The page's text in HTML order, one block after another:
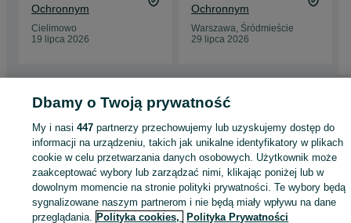
Ochronnym
Cielimowo
19 lipca 2026
Ochronnym
Warszawa, Śródmieście
29 lipca 2026
Strona główna Antyki i Kolekcje Rękodzieło
Produkty rękodzielnicze
Iława
KATEGORIA
ID:1044993700 Wyświetlenia:
Dbamy o Twoją prywatność
My i nasi447 partnerzy przechowujemy lub uzyskujemy dostęp do
informacji na urządzeniu, takich jak unikalne identyfikatory w plikach
cookie w celu przetwarzania danych osobowych. Użytkownik może
zaakceptować wybory lub zarządzać nimi, klikając poniżej lub w
dowolnym momencie na stronie polityki prywatności. Te wybory będą
sygnalizowane naszym partnerom i nie będą miały wpływu na dane
przeglądania. Polityka cookies, Polityka Prywatności